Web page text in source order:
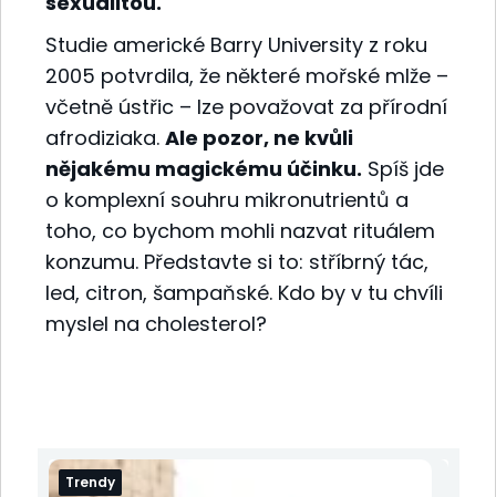
Studie americké Barry University z roku
2005 potvrdila, že některé mořské mlže –
včetně ústřic – lze považovat za přírodní
afrodiziaka. Ale pozor, ne kvůli
nějakému magickému účinku. Spíš jde
o komplexní souhru mikronutrientů a
toho, co bychom mohli nazvat rituálem
konzumu. Představte si to: stříbrný tác,
led, citron, šampaňské. Kdo by v tu chvíli
myslel na cholesterol?
Trendy